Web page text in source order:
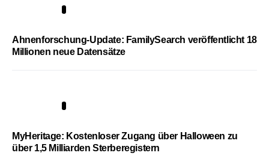
Ahnenforschung-Update: FamilySearch veröffentlicht 18
Millionen neue Datensätze
MyHeritage: Kostenloser Zugang über Halloween zu
über 1,5 Milliarden Sterberegistern